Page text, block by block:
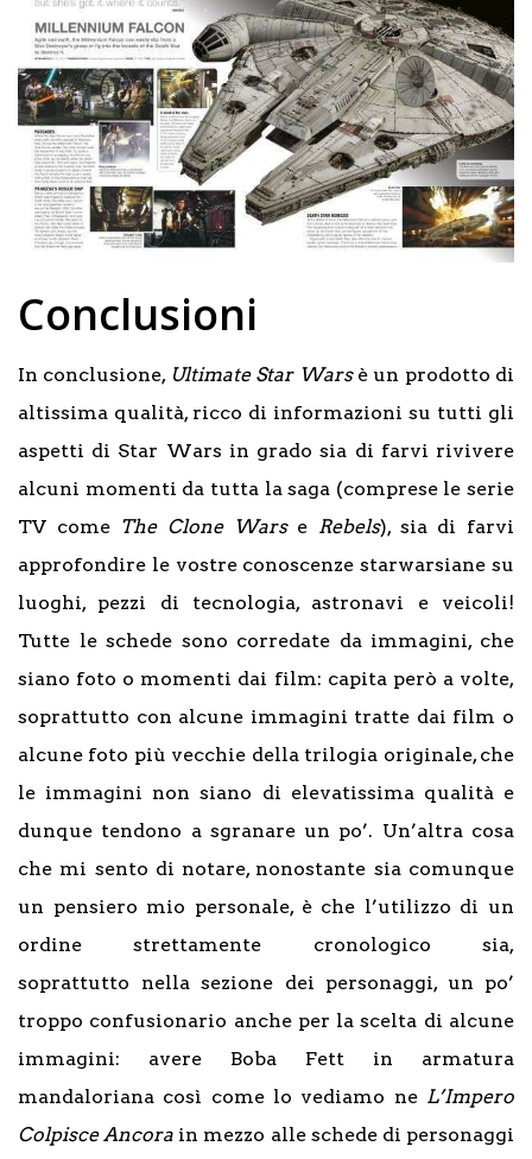
Conclusioni
In conclusione, Ultimate Star Warsè un prodotto di
altissima qualità, ricco di informazioni su tutti gli
aspetti di Star Wars in grado sia di farvi rivivere
alcuni momenti da tutta la saga (comprese le serie
TV come The Clone Warse Rebels), sia di farvi
approfondire le vostre conoscenze starwarsiane su
luoghi, pezzi di tecnologia, astronavi e veicoli!
Tutte le schede sono corredate da immagini, che
siano foto o momenti dai film: capita però a volte,
soprattutto con alcune immagini tratte dai film o
alcune foto più vecchie della trilogia originale, che
le immagini non siano di elevatissima qualità e
dunque tendono a sgranare un po’. Un’altra cosa
che mi sento di notare, nonostante sia comunque
un pensiero mio personale, è che l’utilizzo di un
ordine strettamente cronologico sia,
soprattutto nella sezione dei personaggi, un po’
troppo confusionario anche per la scelta di alcune
immagini: avere Boba Fett in armatura
mandaloriana così come lo vediamo ne L’Impero
Colpisce Ancora in mezzo alle schede di personaggi